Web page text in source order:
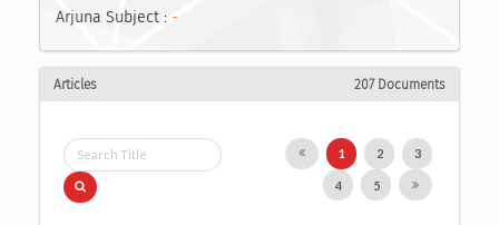
Arjuna Subject : -
Articles 207 Documents
1 2 3
4 5